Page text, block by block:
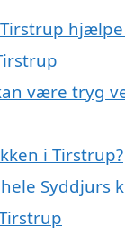
hjælpe
være tryg
i Tirstrup?
Syddjurs